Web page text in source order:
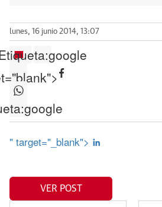
lunes, 16 junio 2014, 13:07
google
google
" target="_blank">
VER POST